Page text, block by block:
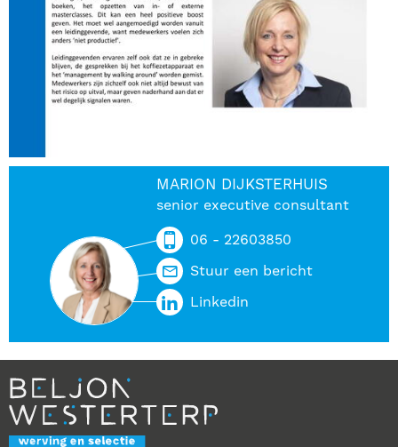
MARION DIJKSTERHUIS
senior executive consultant
06 - 22603850
Stuur een bericht
Linkedin